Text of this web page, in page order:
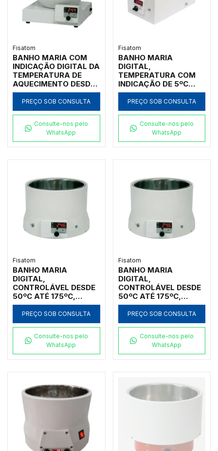
Fisatom
BANHO MARIA COM
INDICAÇÃO DIGITAL DA
TEMPERATURA DE
AQUECIMENTO DESDE
50ºC ATÉ 150ºC, CUBA
INTERNA EM AÇO
INOXIDÁVEL COM
SEM TAMPA, SEM
CIRCULAÇÃO, 220V -
MODELO 005582
PREÇO SOB CONSULTA
Consulte-nos pelo
WhatsApp
Fisatom
BANHO MARIA
DIGITAL,
TEMPERATURA COM
INDICAÇÃO DE 5ºC
ACIMA DA AMBIENTE
ATÉ 95ºC,
CAPACIDADE 6 LITROS,
AÇO INOX NO
FORMATO
RETANGULAR, SEM
TAMPA, 110V -
PREÇO SOB CONSULTA
Consulte-nos pelo
WhatsApp
Fisatom
BANHO MARIA
DIGITAL,
CONTROLÁVEL DESDE
50ºC ATÉ 175ºC,
CAPACIDADE 4,5
LITROS, CUBA
INTERNA EM AÇO
FORMATO REDONDO,
SEM CIRCULAÇÃO,
SEM TAMPA, 110V -
PREÇO SOB CONSULTA
Consulte-nos pelo
WhatsApp
Fisatom
BANHO MARIA
DIGITAL,
CONTROLÁVEL DESDE
50ºC ATÉ 175ºC,
CAPACIDADE 4,5
LITROS, CUBA
INTERNA EM AÇO
FORMATO REDONDO,
SEM CIRCULAÇÃO,
SEM TAMPA, 220V -
PREÇO SOB CONSULTA
Consulte-nos pelo
WhatsApp